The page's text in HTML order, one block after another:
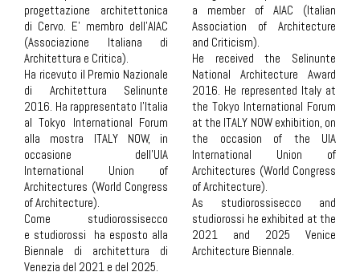
progettazione architettonica
di Cervo. E’ membro dell'AIAC
(Associazione Italiana di
Architettura e Critica).
Ha ricevuto il Premio Nazionale
di Architettura Selinunte
2016. Ha rappresentato l’Italia
al Tokyo International Forum
alla mostra ITALY NOW, in
occasione dell’UIA
International Union of
Architectures (World Congress
of Architecture).
Come studiorossisecco
e studiorossi ha esposto alla
Biennale di architettura di
Venezia del 2021 e del 2025.
a member of AIAC (Italian
Association of Architecture
and Criticism).
He received the Selinunte
National Architecture Award
2016. He represented Italy at
the Tokyo International Forum
at the ITALY NOW exhibition, on
the occasion of the UIA
International Union of
Architectures (World Congress
of Architecture).
As studiorossisecco and
studiorossi he exhibited at the
2021 and 2025 Venice
Architecture Biennale.